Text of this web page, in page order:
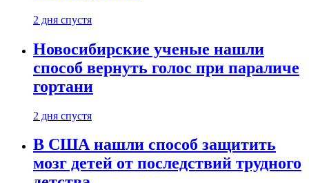
2 дня спустя
Новосибирские ученые нашли
способ вернуть голос при параличе
гортани
2 дня спустя
В США нашли способ защитить
мозг детей от последствий трудного